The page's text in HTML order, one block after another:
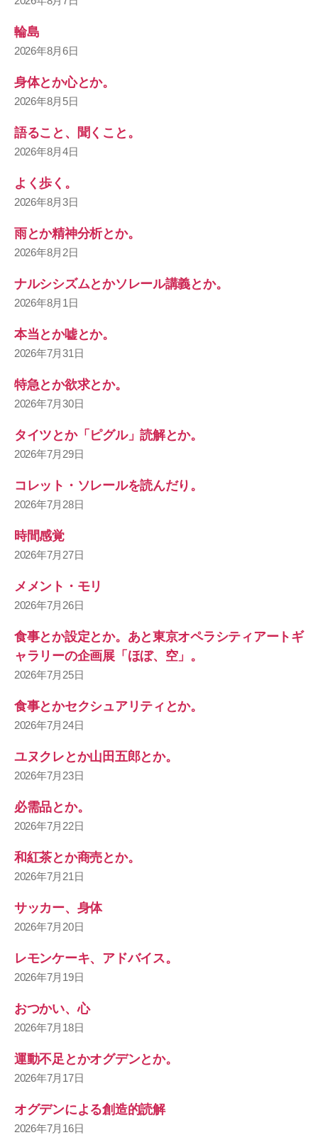
輪島
2026年8月6日
身体とか心とか。
2026年8月5日
語ること、聞くこと。
2026年8月4日
よく歩く。
2026年8月3日
雨とか精神分析とか。
2026年8月2日
ナルシシズムとかソレール講義とか。
2026年8月1日
本当とか嘘とか。
2026年7月31日
特急とか欲求とか。
2026年7月30日
タイツとか「ピグル」読解とか。
2026年7月29日
コレット・ソレールを読んだり。
2026年7月28日
時間感覚
2026年7月27日
メメント・モリ
2026年7月26日
食事とか設定とか。あと東京オペラシティアートギ
ャラリーの企画展「ほぼ、空」。
2026年7月25日
食事とかセクシュアリティとか。
2026年7月24日
ユヌクレとか山田五郎とか。
2026年7月23日
必需品とか。
2026年7月22日
和紅茶とか商売とか。
2026年7月21日
サッカー、身体
2026年7月20日
レモンケーキ、アドバイス。
2026年7月19日
おつかい、心
2026年7月18日
運動不足とかオグデンとか。
2026年7月17日
オグデンによる創造的読解
2026年7月16日